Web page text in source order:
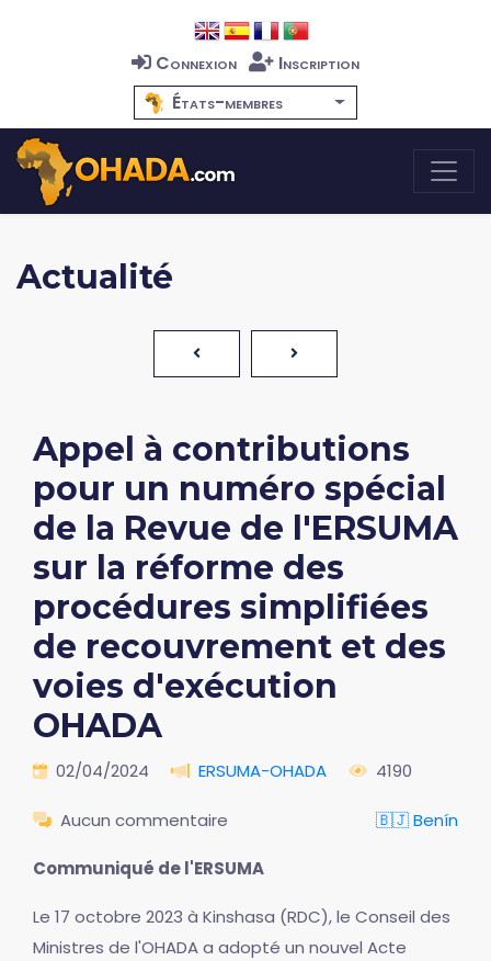
Connexion
Inscription
États-membres
Actualité
Appel à contributions
pour un numéro spécial
de la Revue de l'ERSUMA
sur la réforme des
procédures simplifiées
de recouvrement et des
voies d'exécution
OHADA
02/04/2024 ERSUMA-OHADA 4190
Aucun commentaire 🇧🇯 Benín
Communiqué de l'ERSUMA
Le 17 octobre 2023 à Kinshasa (RDC), le Conseil des
Ministres de l'OHADA a adopté un nouvel Acte